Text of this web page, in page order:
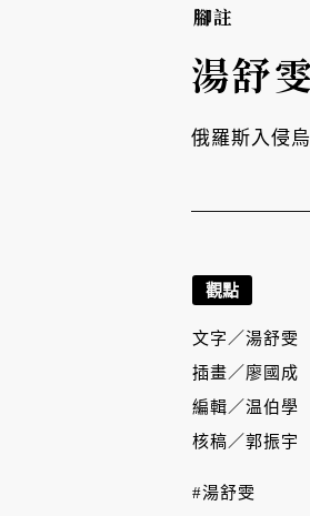
腳註
湯舒
俄羅斯入侵
觀點
文字／湯舒雯
插畫／ 廖國成
編輯／温伯學
核稿／郭振宇
#湯舒雯